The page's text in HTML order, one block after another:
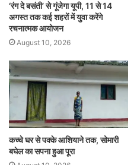
‘रंग दे बसंती’ से गूंजेगा यूपी, 11 से 14
अगस्त तक कई शहरों में युवा करेंगे
रचनात्मक आयोजन
August 10, 2026
कच्चे घर से पक्के आशियाने तक, सोमारी
बघेल का सपना हुआ पूरा